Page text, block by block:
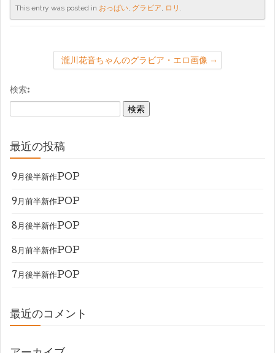
This entry was posted in おっぱい グラビア ロリ
瀧川花音ちゃんのグラビア・エロ画像
検索:
最近の投稿
9月後半新作POP
9月前半新作POP
8月後半新作POP
8月前半新作POP
7月後半新作POP
最近のコメント